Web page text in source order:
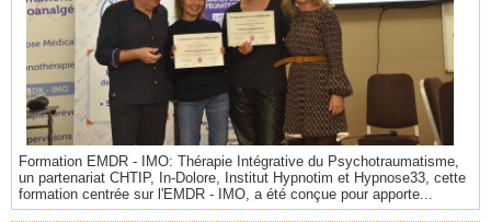
Formation EMDR - IMO: Thérapie Intégrative du Psychotraumatisme,
un partenariat CHTIP, In-Dolore, Institut Hypnotim et Hypnose33, cette
formation centrée sur l'EMDR - IMO, a été conçue pour apporte...